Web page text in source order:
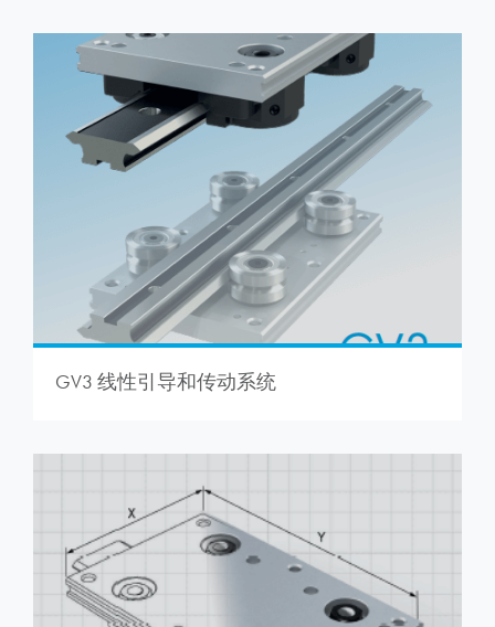
GV3 线性引导和传动系统